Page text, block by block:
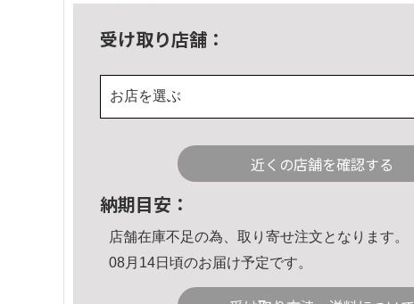
受け取り店舗：
お店を選ぶ
近くの店舗を確認する
納期目安：
店舗在庫不足の為、取り寄せ注文となります。
08月14日頃のお届け予定です。